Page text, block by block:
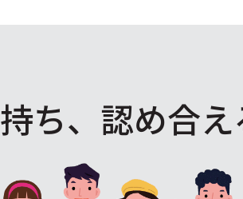
持ち、認め合え